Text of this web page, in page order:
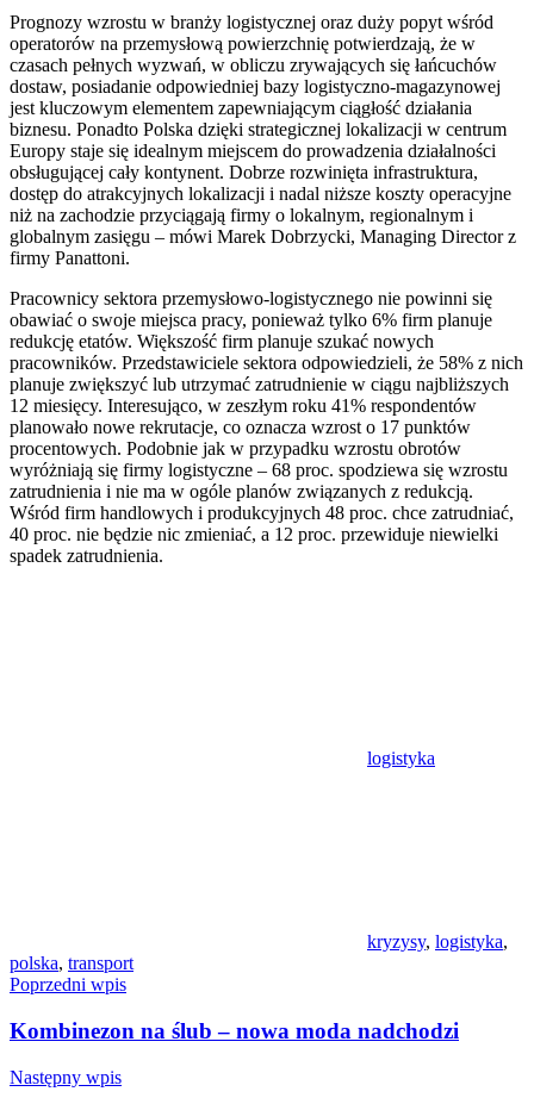
Prognozy wzrostu w branży logistycznej oraz duży popyt wśród
operatorów na przemysłową powierzchnię potwierdzają, że w
czasach pełnych wyzwań, w obliczu zrywających się łańcuchów
dostaw, posiadanie odpowiedniej bazy logistyczno-magazynowej
jest kluczowym elementem zapewniającym ciągłość działania
biznesu. Ponadto Polska dzięki strategicznej lokalizacji w centrum
Europy staje się idealnym miejscem do prowadzenia działalności
obsługującej cały kontynent. Dobrze rozwinięta infrastruktura,
dostęp do atrakcyjnych lokalizacji i nadal niższe koszty operacyjne
niż na zachodzie przyciągają firmy o lokalnym, regionalnym i
globalnym zasięgu – mówi Marek Dobrzycki, Managing Director z
firmy Panattoni.
Pracownicy sektora przemysłowo-logistycznego nie powinni się
obawiać o swoje miejsca pracy, ponieważ tylko 6% firm planuje
redukcję etatów. Większość firm planuje szukać nowych
pracowników. Przedstawiciele sektora odpowiedzieli, że 58% z nich
planuje zwiększyć lub utrzymać zatrudnienie w ciągu najbliższych
12 miesięcy. Interesująco, w zeszłym roku 41% respondentów
planowało nowe rekrutacje, co oznacza wzrost o 17 punktów
procentowych. Podobnie jak w przypadku wzrostu obrotów
wyróżniają się firmy logistyczne – 68 proc. spodziewa się wzrostu
zatrudnienia i nie ma w ogóle planów związanych z redukcją.
Wśród firm handlowych i produkcyjnych 48 proc. chce zatrudniać,
40 proc. nie będzie nic zmieniać, a 12 proc. przewiduje niewielki
spadek zatrudnienia.
logistyka
kryzysy, logistyka,
polska, transport
Nawigacja
wpisu
Poprzedni wpis
Kombinezon na ślub – nowa moda nadchodzi
Następny wpis